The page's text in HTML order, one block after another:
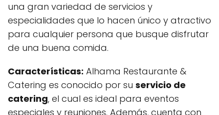
una gran variedad de servicios y
especialidades que lo hacen único y atractivo
para cualquier persona que busque disfrutar
de una buena comida.
Características: Alhama Restaurante &
Catering es conocido por su servicio de
catering, el cual es ideal para eventos
especiales y reuniones. Además, cuenta con